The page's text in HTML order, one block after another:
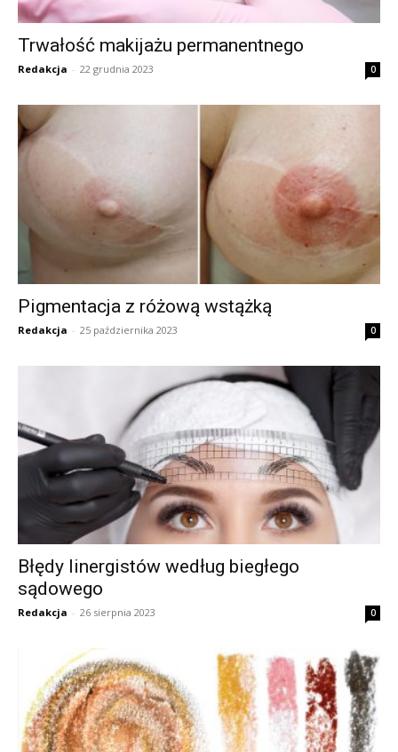
Trwałość makijażu permanentnego
Redakcja - 22 grudnia 2023 0
Pigmentacja z różową wstążką
Redakcja - 25 października 2023 0
Błędy linergistów według biegłego
sądowego
Redakcja - 26 sierpnia 2023 0